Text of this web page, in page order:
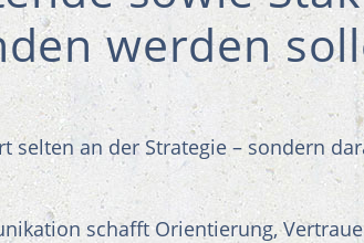
werden
selten an der Strategie – sondern
schafft Orientierung,